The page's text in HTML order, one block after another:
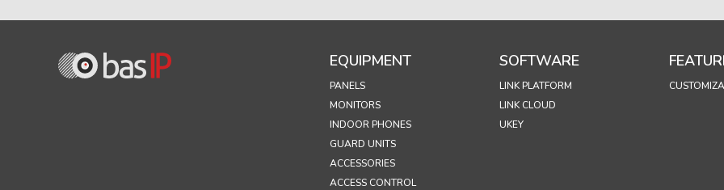
EQUIPMENT
PANELS
MONITORS
INDOOR PHONES
GUARD UNITS
ACCESSORIES
ACCESS CONTROL
SOFTWARE
LINK PLATFORM
LINK CLOUD
UKEY